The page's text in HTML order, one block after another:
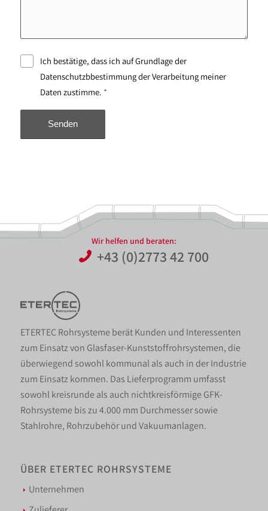
Ich bestätige, dass ich auf Grundlage der
Datenschutzbbestimmung der Verarbeitung meiner
Daten zustimme. *
Wir helfen und beraten:
+43 (0)2773 42 700
ETERTEC Rohrsysteme berät Kunden und Interessenten
zum Einsatz von Glasfaser-Kunststoffrohrsystemen, die
überwiegend sowohl kommunal als auch in der Industrie
zum Einsatz kommen. Das Lieferprogramm umfasst
sowohl kreisrunde als auch nichtkreisförmige GFK-
Rohrsysteme bis zu 4.000 mm Durchmesser sowie
Stahlrohre, Rohrzubehör und Vakuumanlagen.
ÜBER ETERTEC ROHRSYSTEME
Unternehmen